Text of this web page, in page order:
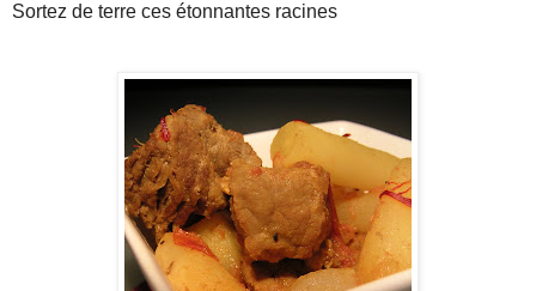
Sortez de terre ces étonnantes racines